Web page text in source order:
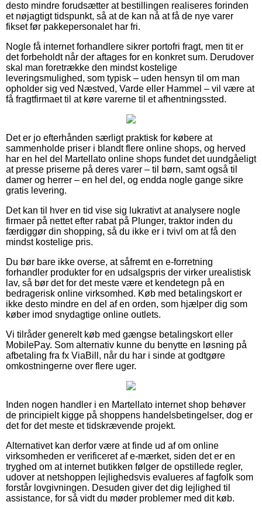
desto mindre forudsætter at bestillingen realiseres forinden
et nøjagtigt tidspunkt, så at de kan nå at få de nye varer
fikset før pakkepersonalet har fri.
Nogle få internet forhandlere sikrer portofri fragt, men tit er
det forbeholdt når der aftages for en konkret sum. Derudover
skal man foretrække den mindst kostelige
leveringsmulighed, som typisk – uden hensyn til om man
opholder sig ved Næstved, Varde eller Hammel – vil være at
få fragtfirmaet til at køre varerne til et afhentningssted.
Det er jo efterhånden særligt praktisk for købere at
sammenholde priser i blandt flere online shops, og herved
har en hel del Martellato online shops fundet det uundgåeligt
at presse priserne på deres varer – til børn, samt også til
damer og herrer – en hel del, og endda nogle gange sikre
gratis levering.
Det kan til hver en tid vise sig lukrativt at analysere nogle
firmaer på nettet efter rabat på Plunger, traktor inden du
færdiggør din shopping, så du ikke er i tvivl om at få den
mindst kostelige pris.
Du bør bare ikke overse, at såfremt en e-forretning
forhandler produkter for en udsalgspris der virker urealistisk
lav, så bør det for det meste være et kendetegn på en
bedragerisk online virksomhed. Køb med betalingskort er
ikke desto mindre en del af en orden, som hjælper dig som
køber imod snydagtige online outlets.
Vi tilråder generelt køb med gængse betalingskort eller
MobilePay. Som alternativ kunne du benytte en løsning på
afbetaling fra fx ViaBill, når du har i sinde at godtgøre
omkostningerne over flere uger.
Inden nogen handler i en Martellato internet shop behøver
de principielt kigge på shoppens handelsbetingelser, dog er
det for det meste et tidskrævende projekt.
Alternativet kan derfor være at finde ud af om online
virksomheden er verificeret af e-mærket, siden det er en
tryghed om at internet butikken følger de opstillede regler,
udover at netshoppen lejlighedsvis evalueres af fagfolk som
forstår lovgivningen. Desuden giver det dig lejlighed til
assistance, for så vidt du møder problemer med dit køb.